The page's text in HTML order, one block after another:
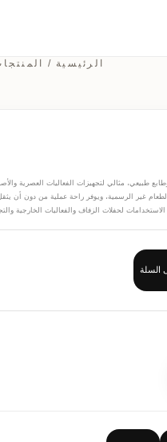
الرئيسية /
مثالي لتجهيزات الفعاليات العصرية
غير الرسمية، ويوفر راحة عملية من دون أن
الاستخدامات لحفلات الزفاف والفعاليات الخارجية
السلة